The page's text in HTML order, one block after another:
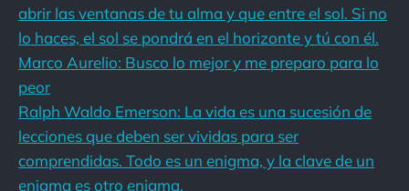
abrir las ventanas de tu alma y que entre el sol. Si no
lo haces, el sol se pondrá en el horizonte y tú con él.
Marco Aurelio: Busco lo mejor y me preparo para lo
peor
Ralph Waldo Emerson: La vida es una sucesión de
lecciones que deben ser vividas para ser
comprendidas. Todo es un enigma, y la clave de un
enigma es otro enigma.